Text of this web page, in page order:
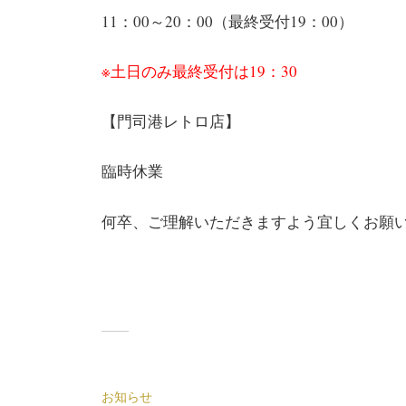
11：00～20：00（最終受付19：00）
※土日のみ最終受付は19：30
【門司港レトロ店】
臨時休業
何卒、ご理解いただきますよう宜しくお願
お知らせ